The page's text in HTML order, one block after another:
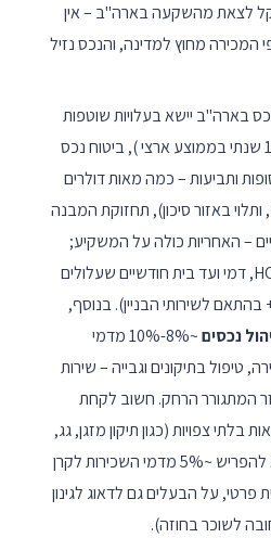
קל לצאת מהשקעה בארה"ב – אין
מחוץ למדינה, והנכס נזיל
בארה"ב יישא בעלויות שוטפות
כגון ארנונה (כאמור ~1% שנתי בממוצע ארצי ), ביטוח נכס
ותביעות – כמה מאות דולרים
באזור סיכון), תחזוקת המבנה
– האחריות כולה על המשקיע;
בדירה בבניין – HOA Fees, דמי ועד בית חודשיים שעלולים
מ-$100 ועד $500+ בהתאם לשירותי הבניין). בנוסף,
נכסים
~8%-10% מדמי
טיפול בתיקונים וגבייה – שירות
המתגורר הרחק. חשוב לקחת
בלתי צפויות (כגון תיקון מזגן, גג,
צנרת) – כלל אצבע הוא להפריש ~5% מדמי השכירות לקרן
על הבעלים גם לדאוג לגינון
לשוכר בחוזה).